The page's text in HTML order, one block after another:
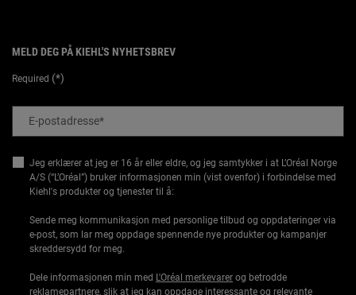
MELD DEG PÅ KIEHL'S NYHETSBREV
Required (*)
E-postadresse*
Jeg erklærer at jeg er 16 år eller eldre, og jeg samtykker i at L’Oréal Norge
A/S (“L’Oréal”) bruker informasjonen min (vist ovenfor) i forbindelse med
Kiehl's produkter og tjenester til å:
Sende meg kommunikasjon med personlige tilbud og oppdateringer via
e-post, som lar meg oppdage spennende nye produkter og kampanjer
skreddersydd for meg.
Dele informasjonen min med L'Oréal merkevarer og betrodde
reklamepartnere, slik at jeg kan oppdage interessante og relevante